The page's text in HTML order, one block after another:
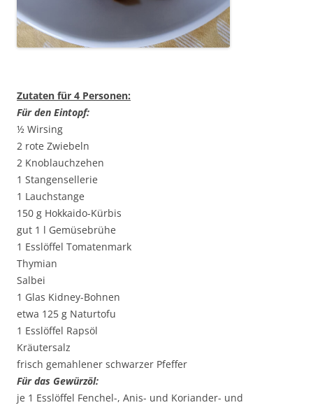
Zutaten für 4 Personen:
Für den Eintopf:
½ Wirsing
2 rote Zwiebeln
2 Knoblauchzehen
1 Stangensellerie
1 Lauchstange
150 g Hokkaido-Kürbis
gut 1 l Gemüsebrühe
1 Esslöffel Tomatenmark
Thymian
Salbei
1 Glas Kidney-Bohnen
etwa 125 g Naturtofu
1 Esslöffel Rapsöl
Kräutersalz
frisch gemahlener schwarzer Pfeffer
Für das Gewürzöl:
je 1 Esslöffel Fenchel-, Anis- und Koriander- und